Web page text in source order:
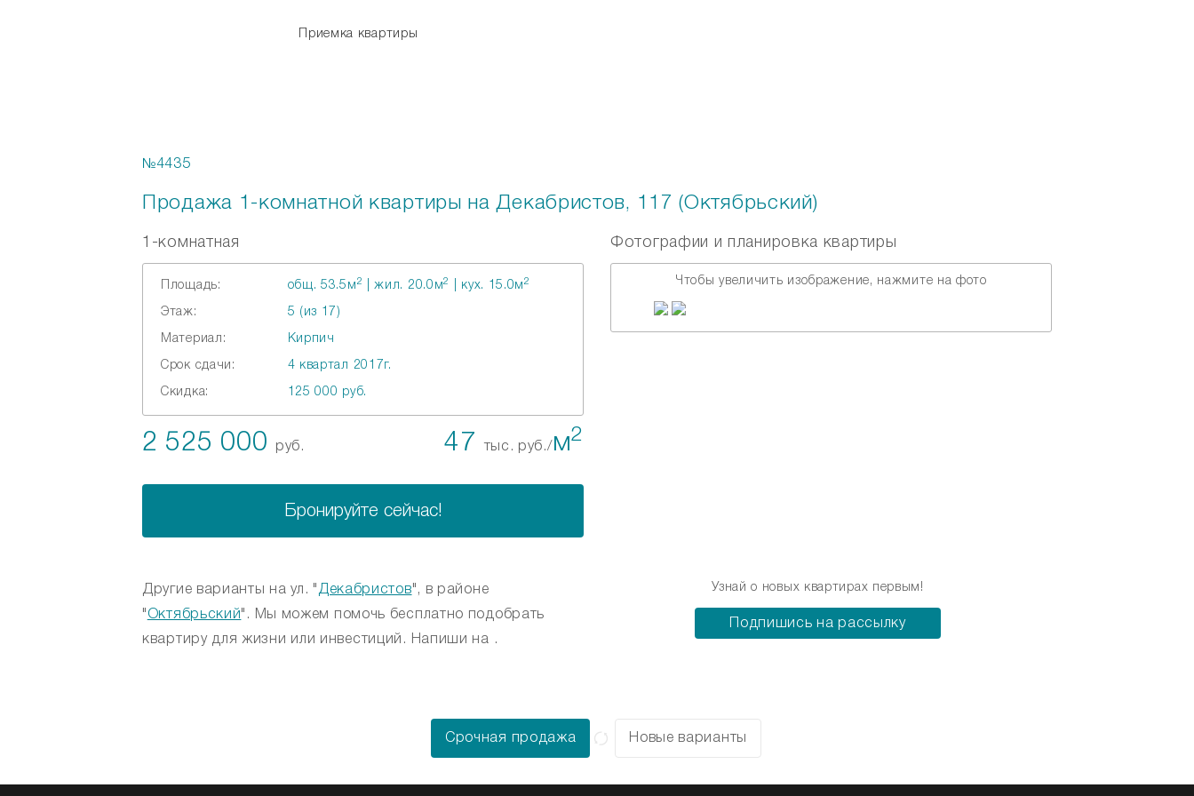
Приемка квартиры
№4435
Продажа 1-комнатной квартиры на Декабристов, 117 (Октябрьский)
1-комнатная
Площадь: общ. 53.5м 2 | жил. 20.0м2 | кух. 15.0м2
Этаж: 5 (из 17)
Материал: Кирпич
Срок сдачи: 4 квартал 2017г.
Скидка: 125 000 руб.
47 тыс. руб./м2
2 525 000 руб.
Бронируйте сейчас!
Другие варианты на ул. " Декабристов", в районе
" Октябрьский ". Мы можем помочь бесплатно подобрать
квартиру для жизни или инвестиций. Напиши на .
Фотографии и планировка квартиры
Чтобы увеличить изображение, нажмите на фото
Срочная продажа Новые варианты
Узнай о новых квартирах первым!
Подпишись на рассылку